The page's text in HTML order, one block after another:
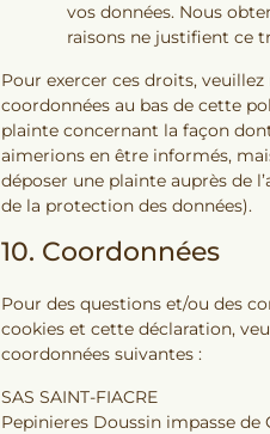
vos données. Nous
raisons ne justifient ce
Pour exercer ces droits,
coordonnées au bas de cette
plainte concernant la façon
aimerions en être informés,
déposer une plainte auprès de
de la protection des données).
10. Coordonnées
Pour des questions et/ou des
cookies et cette déclaration,
coordonnées suivantes :
SAS SAINT-FIACRE
Pepinieres Doussin impasse de